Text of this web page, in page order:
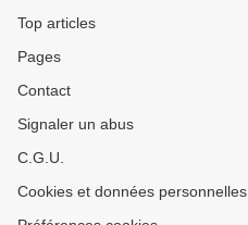
Top articles
Pages
Contact
Signaler un abus
C.G.U.
Cookies et données personnelles